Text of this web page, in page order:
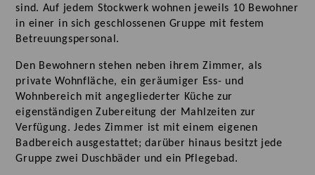
sind. Auf jedem Stockwerk wohnen jeweils 10 Bewohner
in einer in sich geschlossenen Gruppe mit festem
Betreuungspersonal.
Den Bewohnern stehen neben ihrem Zimmer, als
private Wohnfläche, ein geräumiger Ess- und
Wohnbereich mit angegliederter Küche zur
eigenständigen Zubereitung der Mahlzeiten zur
Verfügung. Jedes Zimmer ist mit einem eigenen
Badbereich ausgestattet; darüber hinaus besitzt jede
Gruppe zwei Duschbäder und ein Pflegebad.